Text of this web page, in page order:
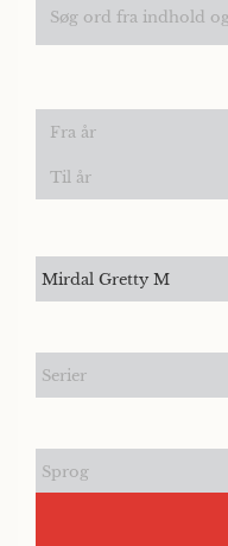
Mirdal Gretty M
Serier
Sprog